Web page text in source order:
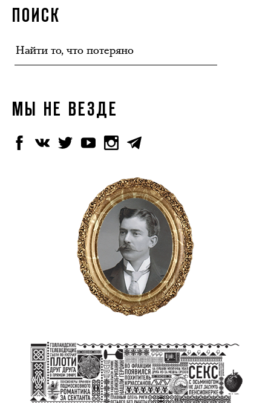
ПОИСК
МЫ НЕ ВЕЗДЕ